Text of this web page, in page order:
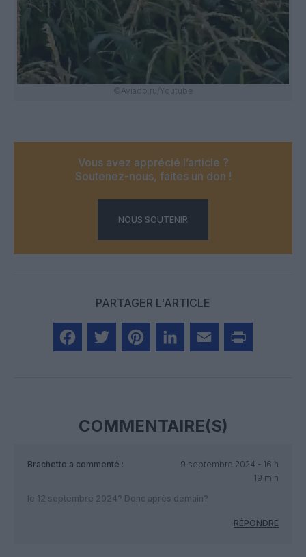
©Aviado.ru/Youtube
Vous avez apprécié l’article ?
Soutenez-nous, faites un don !
NOUS SOUTENIR
PARTAGER L'ARTICLE
COMMENTAIRE(S)
Brachetto a commenté :
9 septembre 2024 - 16 h
19 min
le 12 septembre 2024? Donc après demain?
RÉPONDRE